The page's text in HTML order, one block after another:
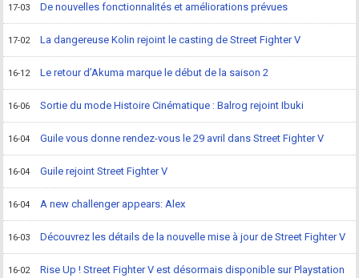
17-03 De nouvelles fonctionnalités et améliorations prévues
17-02 La dangereuse Kolin rejoint le casting de Street Fighter V
16-12 Le retour d’Akuma marque le début de la saison 2
16-06 Sortie du mode Histoire Cinématique : Balrog rejoint Ibuki
16-04 Guile vous donne rendez-vous le 29 avril dans Street Fighter V
16-04 Guile rejoint Street Fighter V
16-04 A new challenger appears: Alex
16-03 Découvrez les détails de la nouvelle mise à jour de Street Fighter V
16-02 Rise Up ! Street Fighter V est désormais disponible sur Playstation